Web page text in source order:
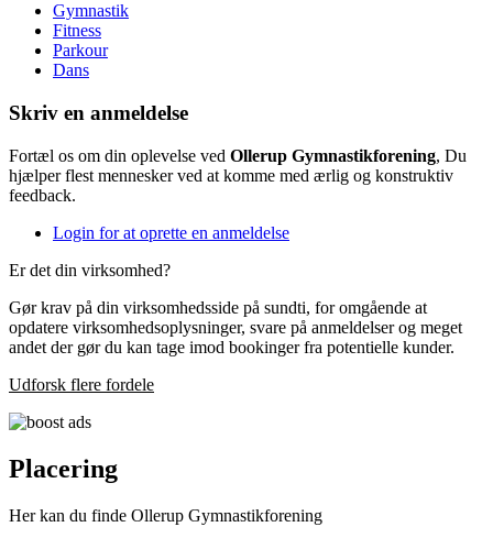
Gymnastik
Fitness
Parkour
Dans
Skriv en anmeldelse
Fortæl os om din oplevelse ved Ollerup Gymnastikforening, Du
hjælper flest mennesker ved at komme med ærlig og konstruktiv
feedback.
Login for at oprette en anmeldelse
Er det din virksomhed?
Gør krav på din virksomhedsside på sundti, for omgående at
opdatere virksomhedsoplysninger, svare på anmeldelser og meget
andet der gør du kan tage imod bookinger fra potentielle kunder.
Udforsk flere fordele
Placering
Her kan du finde Ollerup Gymnastikforening